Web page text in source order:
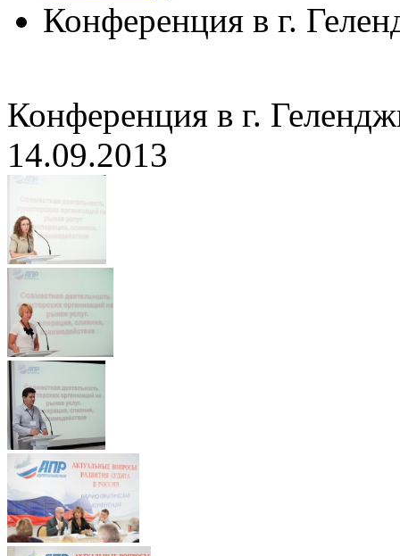
Конференция в г.
Конференция в г.
14.09.2013